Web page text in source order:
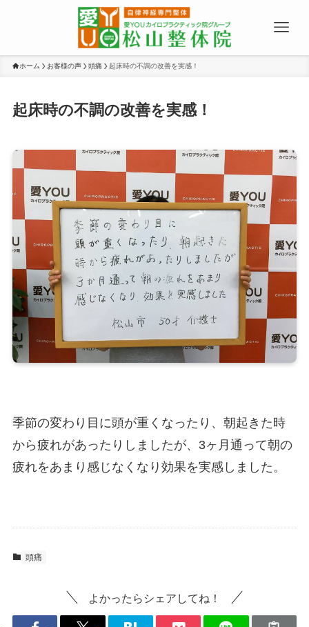
ホーム お客様の声 頭痛 起床時の不調の改善を実感！
起床時の不調の改善を実感！
季節の変わり目に頭が重くなったり、朝起きた時
から疲れがあったりしましたが、3ヶ月通って朝の
疲れをあまり感じなくなり効果を実感しました。
頭痛
よかったらシェアしてね！